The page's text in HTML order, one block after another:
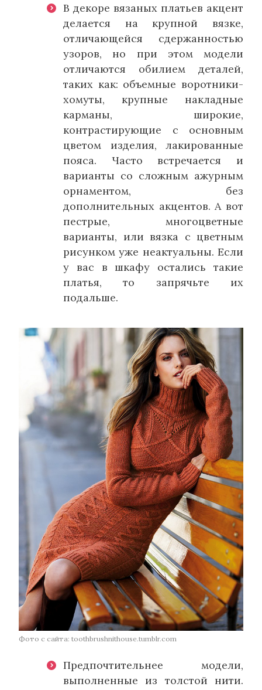
В декоре вязаных платьев акцент
делается на крупной вязке,
отличающейся сдержанностью
узоров, но при этом модели
отличаются обилием деталей,
таких как: объемные воротники-
хомуты, крупные накладные
карманы, широкие,
контрастирующие с основным
цветом изделия, лакированные
пояса. Часто встречается и
варианты со сложным ажурным
орнаментом, без
дополнительных акцентов. А вот
пестрые, многоцветные
варианты, или вязка с цветным
рисунком уже неактуальны. Если
у вас в шкафу остались такие
платья, то запрячьте их
подальше.
Фото с сайта: toothbrushnithouse.tumblr.com
Предпочтительнее модели,
выполненные из толстой нити.